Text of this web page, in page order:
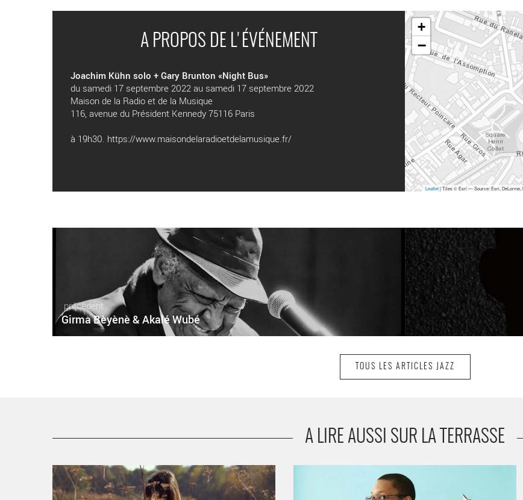
A PROPOS DE L'ÉVÉNEMENT
Joachim Kühn solo + Gary Brunton «Night Bus»
du samedi 17 septembre 2022 au samedi 17 septembre 2022
Maison de la Radio et de la Musique
116, avenue du Président Kennedy 75116 Paris
à 19h30. https://www.maisondelaradioetdelamusique.fr/
+
−
Leaflet| Tiles © Esri — Source: Esri, DeLorme,
précédent
Girma Bèyènè & Akalé Wubé
TOUS LES ARTICLES JAZZ
A LIRE AUSSI SUR LA TERRASSE
Sarah Lenka & Macha Gharibian - Critique sortie Jazz
Paris Le sunside
Festival Jazz à la Villette, édition 2022 - Critique sortie
Jazz Paris La Villette